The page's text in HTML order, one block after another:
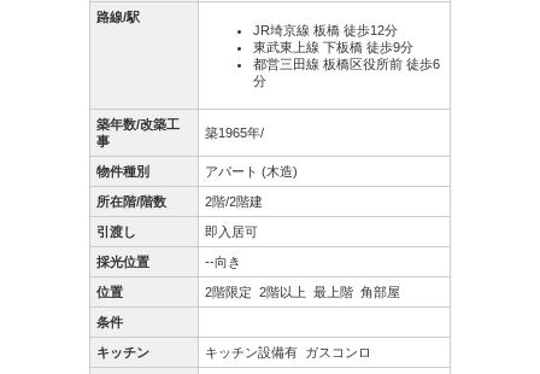
路線/駅
JR埼京線 板橋 徒歩12分
東武東上線 下板橋 徒歩9分
都営三田線 板橋区役所前 徒歩6
分
築年数/改築工
事
築1965年/
物件種別 アパート (木造)
所在階/階数 2階/2階建
引渡し 即入居可
採光位置 --向き
位置 2階限定 2階以上 最上階 角部屋
条件
キッチン キッチン設備有 ガスコンロ